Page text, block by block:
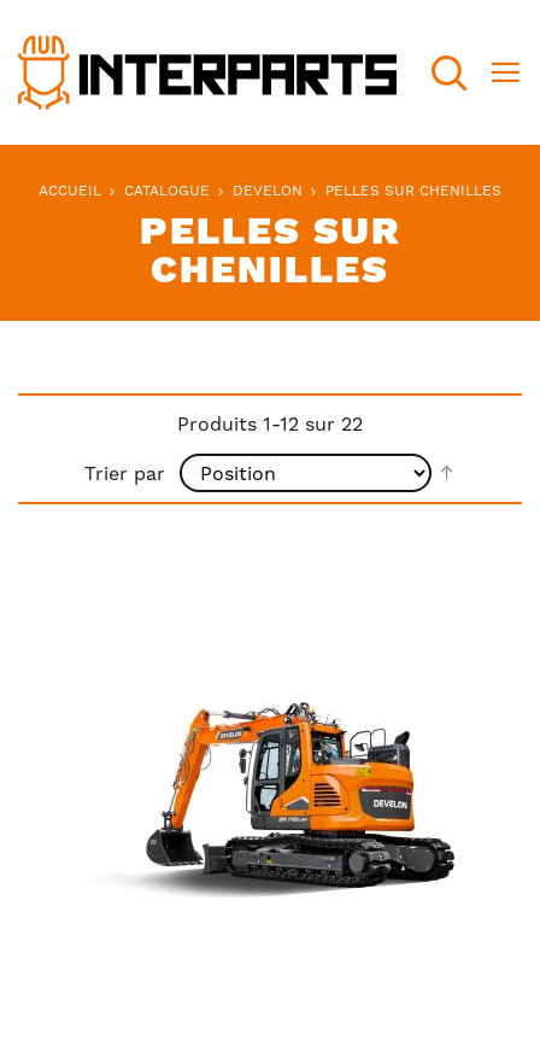
ACCUEIL CATALOGUE DEVELON PELLES SUR CHENILLES
PELLES SUR
CHENILLES
Produits 1-12 sur 22
Trier par